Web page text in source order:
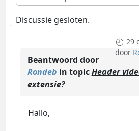
Discussie gesloten.
29
door
Beantwoord door
Rondeb in topicHeader
extensie?
Hallo,